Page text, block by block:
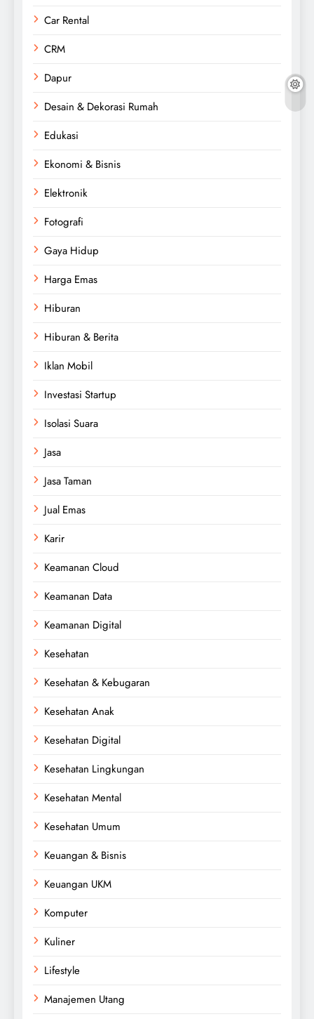
Car Rental
CRM
Dapur
Desain & Dekorasi Rumah
Edukasi
Ekonomi & Bisnis
Elektronik
Fotografi
Gaya Hidup
Harga Emas
Hiburan
Hiburan & Berita
Iklan Mobil
Investasi Startup
Isolasi Suara
Jasa
Jasa Taman
Jual Emas
Karir
Keamanan Cloud
Keamanan Data
Keamanan Digital
Kesehatan
Kesehatan & Kebugaran
Kesehatan Anak
Kesehatan Digital
Kesehatan Lingkungan
Kesehatan Mental
Kesehatan Umum
Keuangan & Bisnis
Keuangan UKM
Komputer
Kuliner
Lifestyle
Manajemen Utang